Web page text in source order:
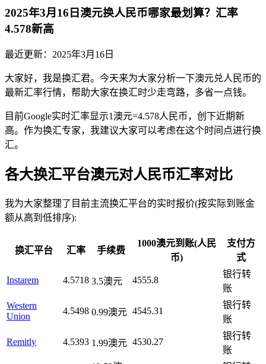
2025年3月16日澳元换人民币哪家最划算？汇率
4.578新高
最近更新： 2025年3月16日
大家好，我是换汇君。今天来为大家分析一下澳元兑人民币的
最新汇率行情，帮助大家在换汇时少走弯路，多省一点钱。
目前Google实时汇率显示1澳元=4.578人民币，创下近期新
高。作为换汇专家，我建议大家可以考虑在这个时间点进行换
汇。
各大换汇平台澳元对人民币汇率对比
我为大家整理了目前主流换汇平台的实时报价(按实际到账金
额从高到低排序):
换汇平台 汇率 手续费
1000澳元到账(人民
币)
支付方
式
Instarem 4.5718 3.5澳元 4555.8
银行转
账
Western
Union
4.5498 0.99澳元 4545.31
银行转
账
Remitly 4.5393 1.99澳元 4530.27
银行转
账